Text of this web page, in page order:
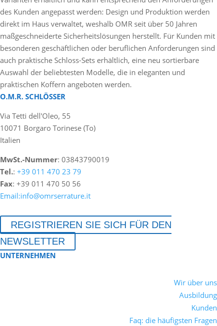
des Kunden angepasst werden: Design und Produktion werden
direkt im Haus verwaltet, weshalb OMR seit über 50 Jahren
maßgeschneiderte Sicherheitslösungen herstellt. Für Kunden mit
besonderen geschäftlichen oder beruflichen Anforderungen sind
auch praktische Schloss-Sets erhältlich, eine neu sortierbare
Auswahl der beliebtesten Modelle, die in eleganten und
praktischen Koffern angeboten werden.
O.M.R. SCHLÖSSER
Via Tetti dell'Oleo, 55
10071 Borgaro Torinese (To)
Italien
MwSt.-Nummer: 03843790019
Tel.: +39 011 470 23 79
Fax: +39 011 470 50 56
Email:info@omrserrature.it
REGISTRIEREN SIE SICH FÜR DEN
NEWSLETTER
UNTERNEHMEN
Wir über uns
Ausbildung
Kunden
Faq: die häufigsten Fragen